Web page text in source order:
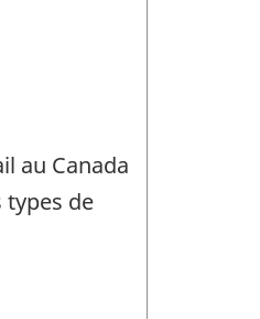
au Canada
de